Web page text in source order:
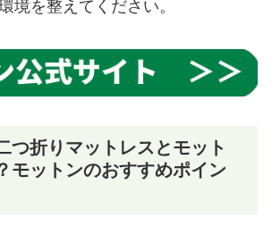
境を整えてください。
つ折りマットレスとモット
モットンのおすすめポイン